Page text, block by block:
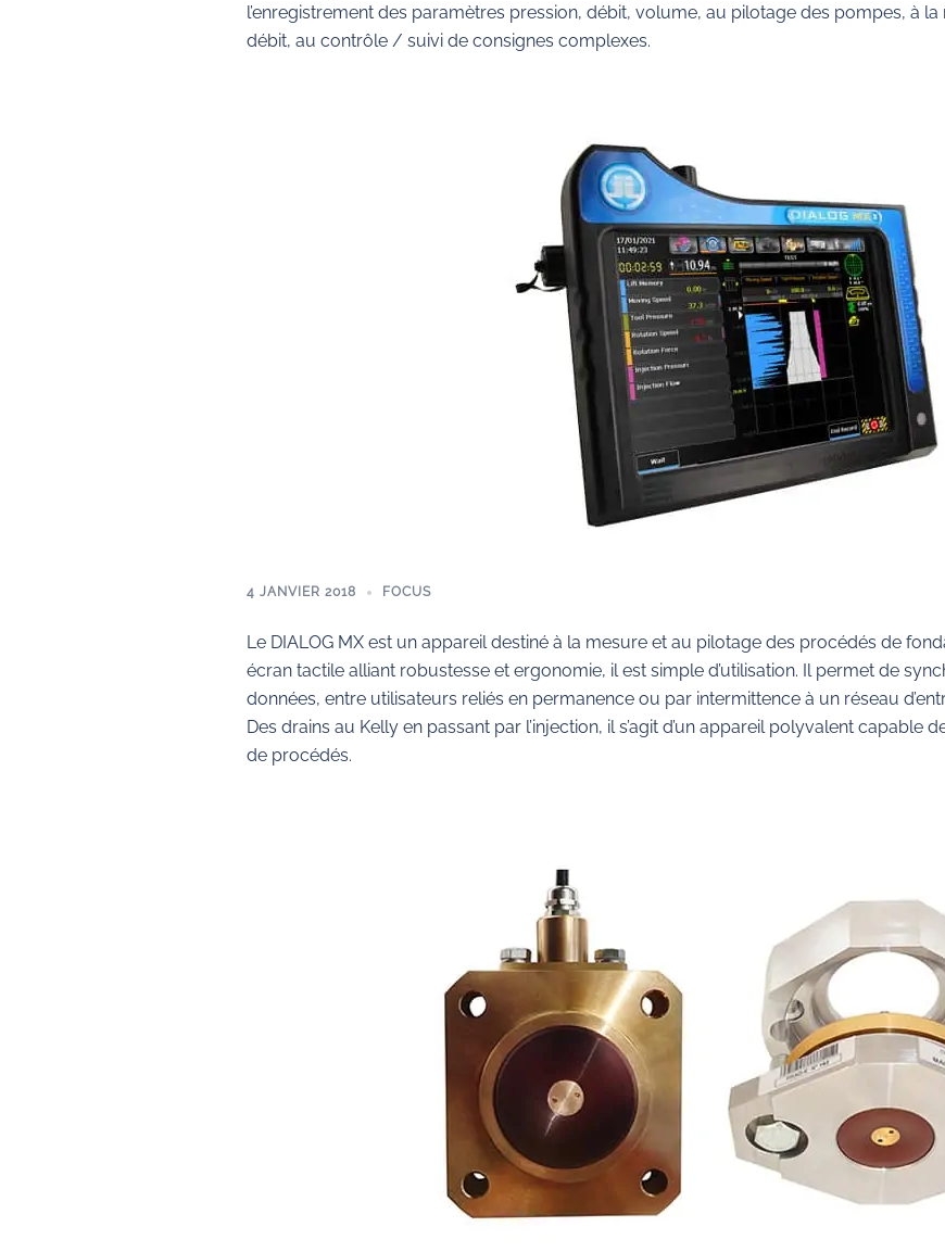
l’enregistrement des paramètres pression, débit, volume, au pilotage des pompes, à
débit, au contrôle / suivi de consignes complexes.
4 JANVIER 2018 FOCUS
Le DIALOG MX est un appareil destiné à la mesure et au pilotage des procédés de
écran tactile alliant robustesse et ergonomie, il est simple d’utilisation. Il permet de
données, entre utilisateurs reliés en permanence ou par intermittence à un réseau
Des drains au Kelly en passant par l’injection, il s’agit d’un appareil polyvalent capable
de procédés.